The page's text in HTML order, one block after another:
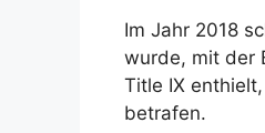
Im Jahr 2018
wurde, mit der
Title IX
betrafen.